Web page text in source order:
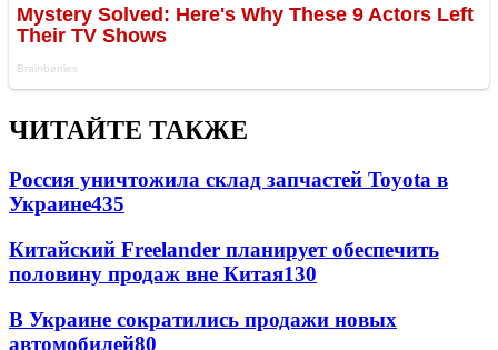
ЧИТАЙТЕ ТАКЖЕ
Россия уничтожила склад запчастей Toyota в
Украине435
Китайский Freelander планирует обеспечить
половину продаж вне Китая130
В Украине сократились продажи новых
автомобилей80